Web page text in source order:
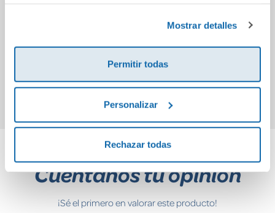
Mostrar detalles
Permitir todas
Personalizar
Rechazar todas
Un año para
Comprar
Vampire Royals 1.
La caída del rey
Comprar
Cuéntanos tu opinión
¡Sé el primero en valorar este producto!